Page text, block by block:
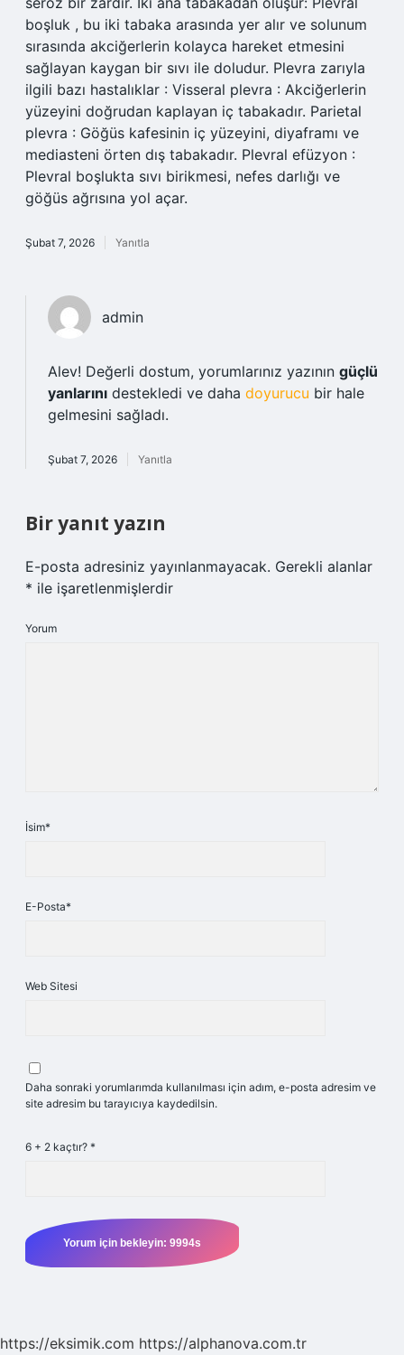
boşluk , bu iki tabaka arasında yer alır ve solunum
sırasında akciğerlerin kolayca hareket etmesini
sağlayan kaygan bir sıvı ile doludur. Plevra zarıyla
ilgili bazı hastalıklar : Visseral plevra : Akciğerlerin
yüzeyini doğrudan kaplayan iç tabakadır. Parietal
plevra : Göğüs kafesinin iç yüzeyini, diyaframı ve
mediasteni örten dış tabakadır. Plevral efüzyon :
Plevral boşlukta sıvı birikmesi, nefes darlığı ve
göğüs ağrısına yol açar.
Şubat 7, 2026 Yanıtla
admin
Alev! Değerli dostum, yorumlarınız yazının güçlü
yanlarını destekledi ve daha doyurucu bir hale
gelmesini sağladı.
Şubat 7, 2026 Yanıtla
Bir yanıt yazın
E-posta adresiniz yayınlanmayacak. Gerekli alanlar
* ile işaretlenmişlerdir
Yorum
İsim*
E-Posta*
Web Sitesi
Daha sonraki yorumlarımda kullanılması için adım, e-posta adresim ve
site adresim bu tarayıcıya kaydedilsin.
6 + 2 kaçtır? *
https://eksimik.com https://alphanova.com.tr